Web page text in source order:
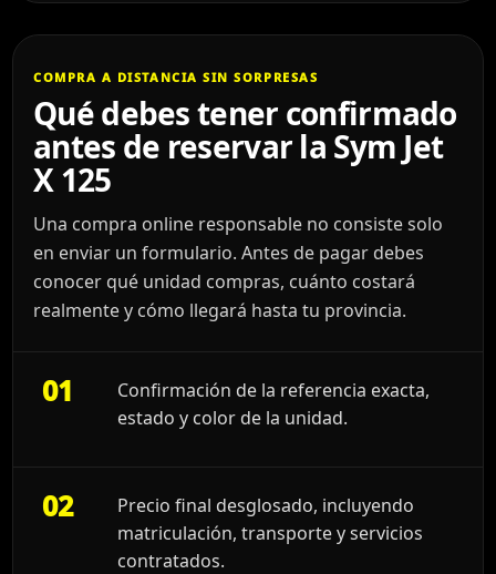
COMPRA A DISTANCIA SIN SORPRESAS
Qué debes tener confirmado
antes de reservar la Sym Jet
X 125
Una compra online responsable no consiste solo
en enviar un formulario. Antes de pagar debes
conocer qué unidad compras, cuánto costará
realmente y cómo llegará hasta tu provincia.
01
Confirmación de la referencia exacta,
estado y color de la unidad.
02
Precio final desglosado, incluyendo
matriculación, transporte y servicios
contratados.